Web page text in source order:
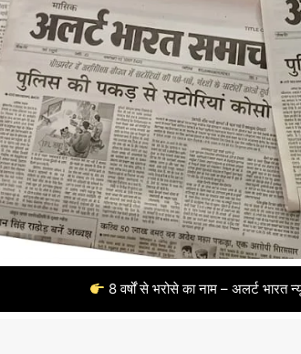
8 वर्षों से भरोसे का नाम – अलर्ट भारत न्यूज़ पोर्टल | 6 वर्षों